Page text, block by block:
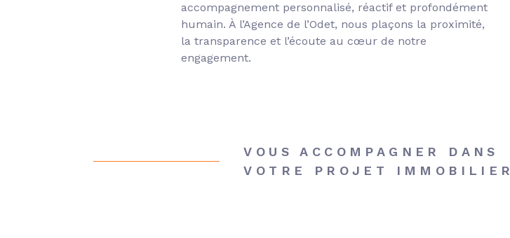
accompagnement personnalisé, réactif et profondément
humain. À l’Agence de l’Odet, nous plaçons la proximité,
la transparence et l’écoute au cœur de notre
engagement.
VOUS ACCOMPAGNER DANS
VOTRE PROJET IMMOBILIER